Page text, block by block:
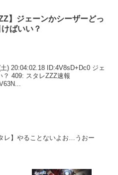
】ジェーンかシーザーどっ
ばいい？
) 20:04:02.18 ID:4V8sD+Dc0 ジェ
？ 409: スタレZZZ速報
レ】やることないよお…うおー